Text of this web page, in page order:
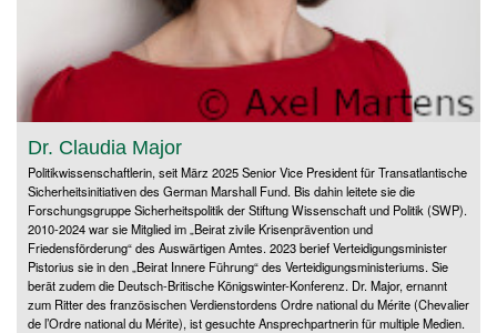
Dr. Claudia Major
Politikwissenschaftlerin, seit März 2025 Senior Vice President für Transatlantische
Sicherheitsinitiativen des German Marshall Fund. Bis dahin leitete sie die
Forschungsgruppe Sicherheitspolitik der Stiftung Wissenschaft und Politik (SWP).
2010-2024 war sie Mitglied im „Beirat zivile Krisenprävention und
Friedensförderung“ des Auswärtigen Amtes. 2023 berief Verteidigungsminister
Pistorius sie in den „Beirat Innere Führung“ des Verteidigungsministeriums. Sie
berät zudem die Deutsch-Britische Königswinter-Konferenz. Dr. Major, ernannt
zum Ritter des französischen Verdienstordens Ordre national du Mérite (Chevalier
de l’Ordre national du Mérite), ist gesuchte Ansprechpartnerin für multiple Medien.